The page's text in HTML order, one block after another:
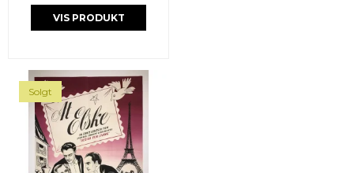
VIS PRODUKT
Solgt